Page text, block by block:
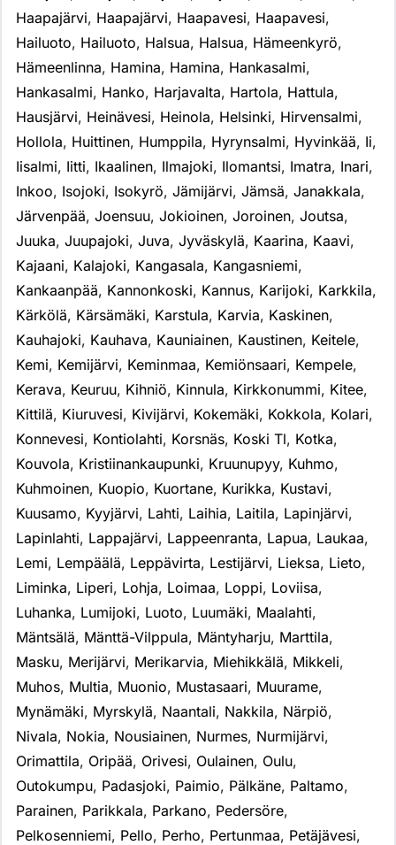
Haapajärvi, Haapajärvi, Haapavesi, Haapavesi,
Hailuoto, Hailuoto, Halsua, Halsua, Hämeenkyrö,
Hämeenlinna, Hamina, Hamina, Hankasalmi,
Hankasalmi, Hanko, Harjavalta, Hartola, Hattula,
Hausjärvi, Heinävesi, Heinola, Helsinki, Hirvensalmi,
Hollola, Huittinen, Humppila, Hyrynsalmi, Hyvinkää, Ii,
Iisalmi, Iitti, Ikaalinen, Ilmajoki, Ilomantsi, Imatra, Inari,
Inkoo, Isojoki, Isokyrö, Jämijärvi, Jämsä, Janakkala,
Järvenpää, Joensuu, Jokioinen, Joroinen, Joutsa,
Juuka, Juupajoki, Juva, Jyväskylä, Kaarina, Kaavi,
Kajaani, Kalajoki, Kangasala, Kangasniemi,
Kankaanpää, Kannonkoski, Kannus, Karijoki, Karkkila,
Kärkölä, Kärsämäki, Karstula, Karvia, Kaskinen,
Kauhajoki, Kauhava, Kauniainen, Kaustinen, Keitele,
Kemi, Kemijärvi, Keminmaa, Kemiönsaari, Kempele,
Kerava, Keuruu, Kihniö, Kinnula, Kirkkonummi, Kitee,
Kittilä, Kiuruvesi, Kivijärvi, Kokemäki, Kokkola, Kolari,
Konnevesi, Kontiolahti, Korsnäs, Koski Tl, Kotka,
Kouvola, Kristiinankaupunki, Kruunupyy, Kuhmo,
Kuhmoinen, Kuopio, Kuortane, Kurikka, Kustavi,
Kuusamo, Kyyjärvi, Lahti, Laihia, Laitila, Lapinjärvi,
Lapinlahti, Lappajärvi, Lappeenranta, Lapua, Laukaa,
Lemi, Lempäälä, Leppävirta, Lestijärvi, Lieksa, Lieto,
Liminka, Liperi, Lohja, Loimaa, Loppi, Loviisa,
Luhanka, Lumijoki, Luoto, Luumäki, Maalahti,
Mäntsälä, Mänttä-Vilppula, Mäntyharju, Marttila,
Masku, Merijärvi, Merikarvia, Miehikkälä, Mikkeli,
Muhos, Multia, Muonio, Mustasaari, Muurame,
Mynämäki, Myrskylä, Naantali, Nakkila, Närpiö,
Nivala, Nokia, Nousiainen, Nurmes, Nurmijärvi,
Orimattila, Oripää, Orivesi, Oulainen, Oulu,
Outokumpu, Padasjoki, Paimio, Pälkäne, Paltamo,
Parainen, Parikkala, Parkano, Pedersöre,
Pelkosenniemi, Pello, Perho, Pertunmaa, Petäjävesi,